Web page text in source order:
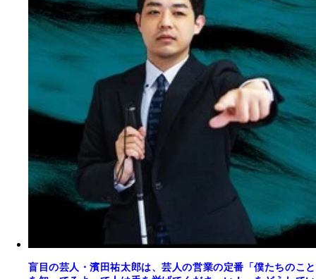
盲目の芸人・濱田祐太郎は、芸人の営業の定番「僕たちのこと